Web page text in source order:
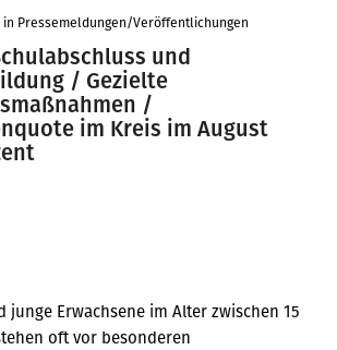
in Pressemeldungen/Veröffentlichungen
und
/ Gezielte
/
im Kreis im August
junge Erwachsene im Alter zwischen 15
oft vor besonderen